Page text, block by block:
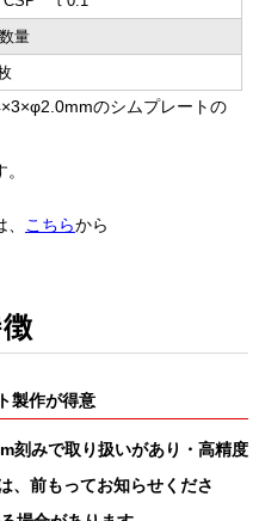
量
のシムプレートの
こちらから
製作が得意
刻みで取り扱いがあり・高精度
、前もってお知らせくださ